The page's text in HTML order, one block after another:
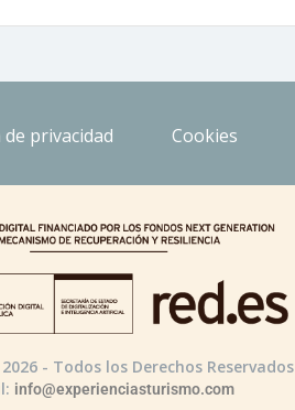
de privacidad Cookies
- Todos los Derechos Reservados
info@experienciasturismo.com